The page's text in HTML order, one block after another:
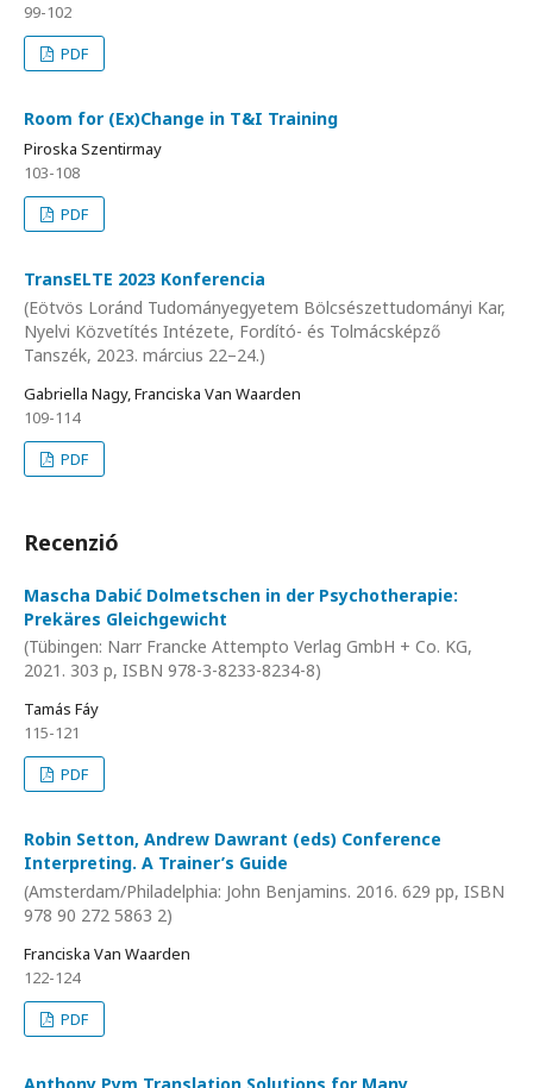
99-102
PDF
Room for (Ex)Change in T&I Training
Piroska Szentirmay
103-108
PDF
TransELTE 2023 Konferencia
(Eötvös Loránd Tudományegyetem Bölcsészettudományi Kar,
Nyelvi Közvetítés Intézete, Fordító- és Tolmácsképző
Tanszék, 2023. március 22–24.)
Gabriella Nagy, Franciska Van Waarden
109-114
PDF
Recenzió
Mascha Dabić Dolmetschen in der Psychotherapie:
Prekäres Gleichgewicht
(Tübingen: Narr Francke Attempto Verlag GmbH + Co. KG,
2021. 303 p, ISBN 978-3-8233-8234-8)
Tamás Fáy
115-121
PDF
Robin Setton, Andrew Dawrant (eds) Conference
Interpreting. A Trainer’s Guide
(Amsterdam/Philadelphia: John Benjamins. 2016. 629 pp, ISBN
978 90 272 5863 2)
Franciska Van Waarden
122-124
PDF
Anthony Pym Translation Solutions for Many